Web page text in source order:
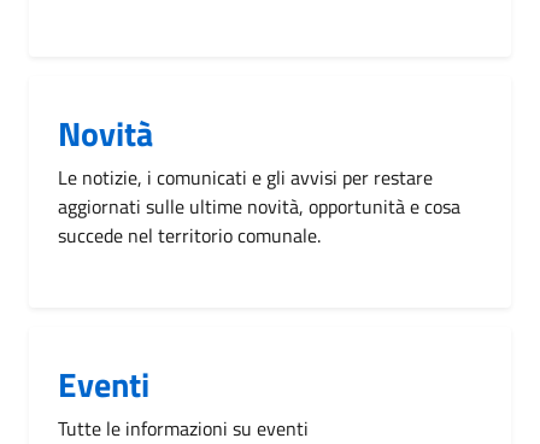
Novità
Le notizie, i comunicati e gli avvisi per restare
aggiornati sulle ultime novità, opportunità e cosa
succede nel territorio comunale.
Eventi
Tutte le informazioni su eventi